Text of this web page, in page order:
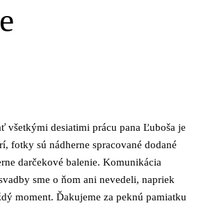
všetkými desiatimi prácu pana Ľuboša je
fotky sú nádherne spracované dodané
darčekové balenie. Komunikácia
sme o ňom ani nevedeli, napriek
moment. Ďakujeme za peknú pamiatku